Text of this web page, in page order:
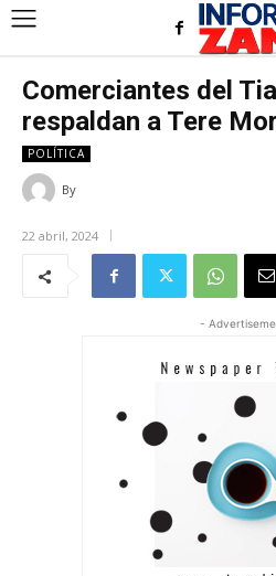
Comerciantes del
respaldan a Tere
POLÍTICA
By
22 abril, 2024
-